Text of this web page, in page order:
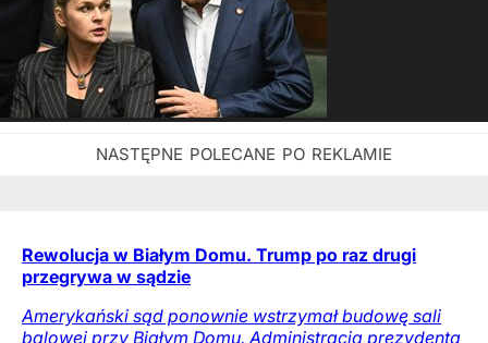
Rewolucja w Białym Domu. Trump po raz drugi
przegrywa w sądzie
Amerykański sąd ponownie wstrzymał budowę sali
balowej przy Białym Domu. Administracja prezydenta